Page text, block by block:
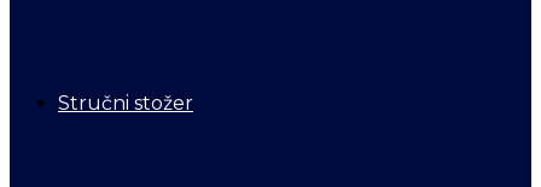
Stručni stožer